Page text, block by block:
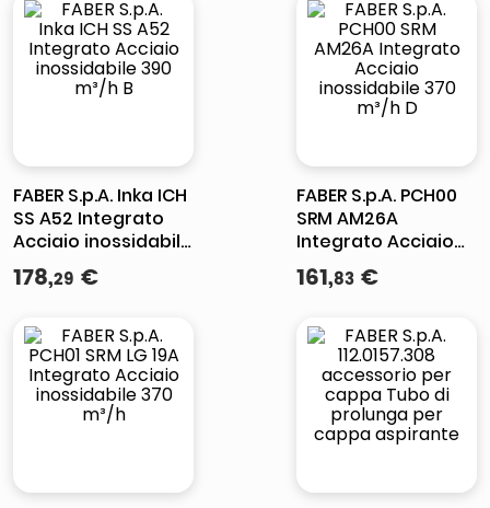
Inox 300.0557.493
FABER S.p.A. Inka ICH
SS A52 Integrato
Acciaio inossidabile
390 m³/h B
178,29 €
FABER S.p.A. PCH00
SRM AM26A
Integrato Acciaio
inossidabile 370
m³/h D
161,83 €